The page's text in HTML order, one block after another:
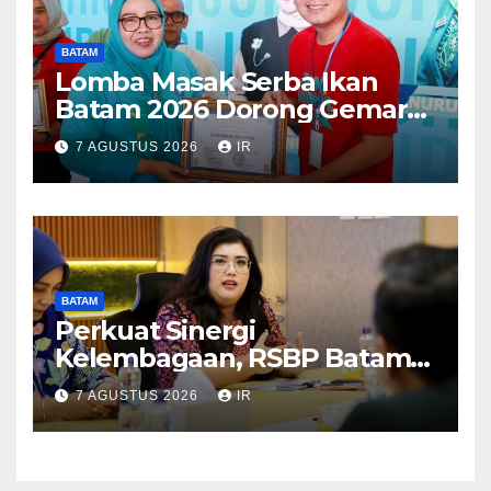
BATAM
Lomba Masak Serba Ikan
Batam 2026 Dorong Gemar
Makan Ikan
7 AGUSTUS 2026 IR
BATAM
Perkuat Sinergi
Kelembagaan, RSBP Batam
dan BPOM Pastikan
Pelayanan dan Ketersediaan
Obat Aman
7 AGUSTUS 2026 IR